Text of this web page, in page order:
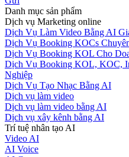
Danh mục sản phẩm
Dịch vụ Marketing online
Dịch Vụ Làm Video Bằng AI
Dịch Vụ Booking KOCs
Dịch Vụ Booking KOL Cho
Dịch Vụ Booking KOL, KOC,
Nghiệp
Dịch Vụ Tạo Nhạc Bằng AI
Dịch vụ làm video
Dịch vụ làm video bằng AI
Dịch vụ xây kênh bằng AI
Trí tuệ nhân tạo AI
Video AI
AI Voice